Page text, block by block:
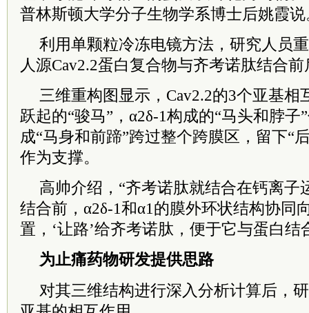
普林斯顿大学分子生物学系博士后姚霞说
利用单颗粒冷冻电镜方法，研究人员
人源Cav2.2蛋白复合物与齐考诺肽结合
三维重构图显示，Cav2.2的3个亚基相
跃起的“骏马”，α2δ-1构成的“马头和脖子
成“马身和前蹄”跨过整个跨膜区，留下“
作为支撑。
高帅介绍，“齐考诺肽就结合在钙离子
结合前，α2δ-1和α1的膜外环状结构协同
置，‘让路’给齐考诺肽，便于它与蛋白结
为止痛药物研发提供思路
对其三维结构进行深入分析计算后，